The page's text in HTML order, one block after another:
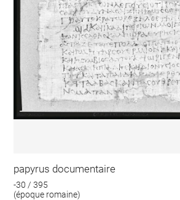
papyrus documentaire
-30 / 395
(époque romaine)